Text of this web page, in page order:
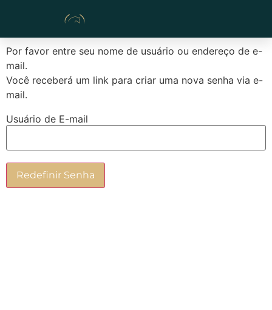
Por favor entre seu nome de usuário ou endereço de e-
mail.
Você receberá um link para criar uma nova senha via e-
mail.
Usuário de E-mail